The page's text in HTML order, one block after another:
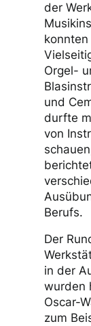
geübt,
der
Orgel-
und
durfte
von
Berufs.
Der